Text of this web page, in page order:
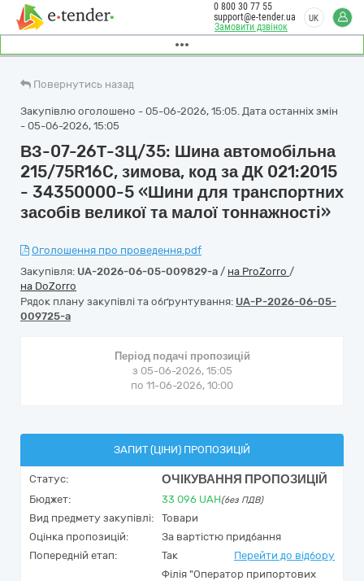
Замовити дзвінок
0 800 30 77 55
support@e-tender.ua
UK
Повернутись назад
Закупівлю оголошено - 05-06-2026, 15:05. Дата останніх змін
- 05-06-2026, 15:05
ВЗ-07-26Т-ЗЦ/35: Шина автомобільна
215/75R16C, зимова, код за ДК 021:2015
- 34350000-5 «Шини для транспортних
засобів великої та малої тоннажності»
Оголошення про проведення.pdf
Закупівля: UA-2026-06-05-009829-a / на ProZorro /
на DoZorro
Рядок плану закупівлі та обґрунтування: UA-P-2026-06-05-
009725-a
Період подачі пропозицій
з 05-06-2026, 15:05
по 11-06-2026, 10:00
ЗАПИТ (ЦІНИ) ПРОПОЗИЦІЙ
Статус: ОЧІКУВАННЯ ПРОПОЗИЦІЙ
Бюджет: 33 096 UAH(без ПДВ)
Вид предмету закупівлі:
Товари
Оцінка пропозицій:
За вартістю придбання
Попередній етап:
Так Перейти до відбору
Філія "Оператор припортових